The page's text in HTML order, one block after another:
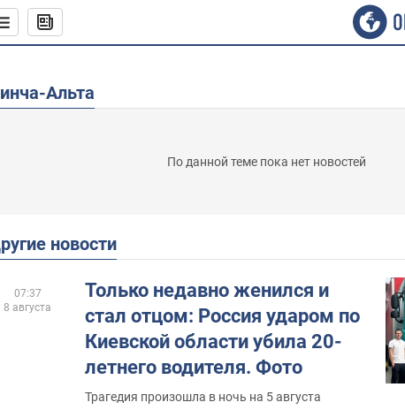
Чинча-Альта
По данной теме пока нет новостей
Другие новости
Только недавно женился и
стал отцом: Россия ударом по
Киевской области убила 20-
летнего водителя. Фото
Трагедия произошла в ночь на 5 августа
07:37
8 августа